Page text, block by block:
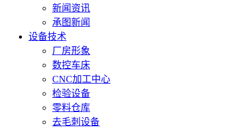
新闻资讯
承图新闻
设备技术
厂房形象
数控车床
CNC加工中心
检验设备
零料仓库
去毛刺设备